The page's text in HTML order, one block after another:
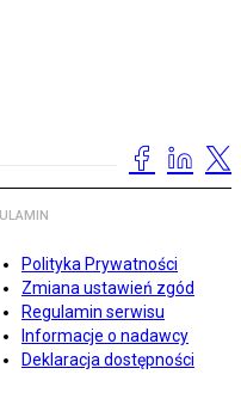
Polityka Prywatności
Zmiana ustawień zgód
Regulamin serwisu
Informacje o nadawcy
Deklaracja dostępności